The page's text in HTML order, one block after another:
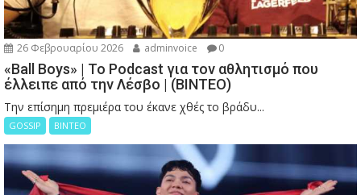
26 Φεβρουαρίου 2026 adminvoice 0
«Ball Boys» | Το Podcast για τον αθλητισμό που
έλλειπε από την Λέσβο | (ΒΙΝΤΕΟ)
Την επίσημη πρεμιέρα του έκανε χθές το βράδυ...
GOSSIP ΒΙΝΤΕΟ